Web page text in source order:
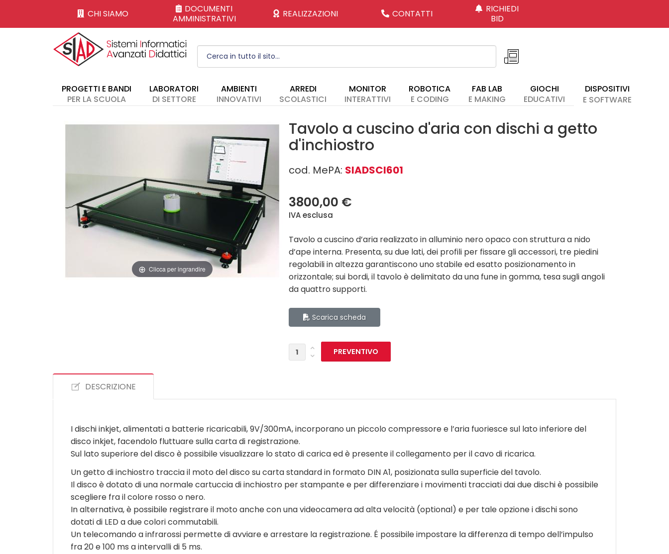
CHI SIAMO
DOCUMENTI
AMMINISTRATIVI
REALIZZAZIONI CONTATTI
RICHIEDI
BID
PROGETTI E BANDI
PER LA SCUOLA
LABORATORI
DI SETTORE
AMBIENTI
INNOVATIVI
ARREDI
SCOLASTICI
MONITOR
INTERATTIVI
ROBOTICA
E CODING
FAB LAB
E MAKING
GIOCHI
EDUCATIVI
DISPOSITIVI
E SOFTWARE
Clicca per ingrandire
Tavolo a cuscino d'aria con dischi a getto
d'inchiostro
cod. MePA: SIADSCI601
3800,00 €
IVA esclusa
Tavolo a cuscino d’aria realizzato in alluminio nero opaco con struttura a nido
d’ape interna. Presenta, su due lati, dei profili per fissare gli accessori, tre piedini
regolabili in altezza garantiscono uno stabile ed esatto posizionamento in
orizzontale; sui bordi, il tavolo è delimitato da una fune in gomma, tesa sugli angoli
da quattro supporti.
Scarica scheda
DESCRIZIONE
I dischi inkjet, alimentati a batterie ricaricabili, 9V/300mA, incorporano un piccolo compressore e l’aria fuoriesce sul lato inferiore del
disco inkjet, facendolo fluttuare sulla carta di registrazione.
Sul lato superiore del disco è possibile visualizzare lo stato di carica ed è presente il collegamento per il cavo di ricarica.
Un getto di inchiostro traccia il moto del disco su carta standard in formato DIN A1, posizionata sulla superficie del tavolo.
Il disco è dotato di una normale cartuccia di inchiostro per stampante e per differenziare i movimenti tracciati dai due dischi è possibile
scegliere fra il colore rosso o nero.
In alternativa, è possibile registrare il moto anche con una videocamera ad alta velocità (optional) e per tale opzione i dischi sono
dotati di LED a due colori commutabili.
Un telecomando a infrarossi permette di avviare e arrestare la registrazione. É possibile impostare la differenza di tempo dell’impulso
fra 20 e 100 ms a intervalli di 5 ms.